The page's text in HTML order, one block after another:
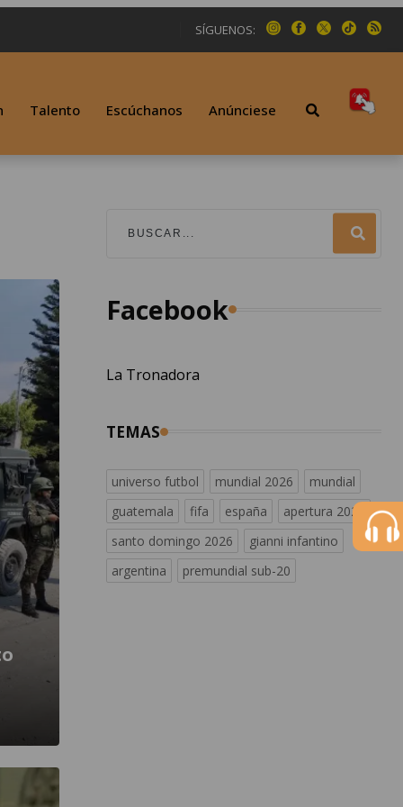
SÍGUENOS:
Talento Escúchanos Anúnciese
Facebook
La Tronadora
TEMAS
universo futbol mundial 2026
mundial
guatemala
fifa españa
apertura 2026
santo domingo 2026
gianni infantino
argentina
premundial sub-20